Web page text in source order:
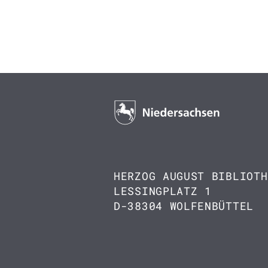
HERZOG AUGUST
LESSINGPLATZ 1
D-38304 WOLFENBÜTTEL